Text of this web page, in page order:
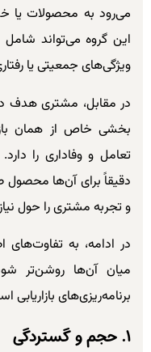
می‌رود به محصولات یا
این گروه می‌تواند
ویژگی‌های جمعیتی یا
در مقابل، مشتری هدف
بخشی خاص از همان
تعامل و وفاداری را
دقیقاً برای آن‌ها محصول
و تجربه مشتری را حول
در ادامه، به تفاوت‌های
میان آن‌ها روشن‌تر
برنامه‌ریزی‌های بازاریابی
۱. حجم و گستردگی